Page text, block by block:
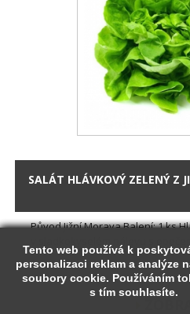
Tento web používá k
personalizaci reklam a analýze
soubory cookie. Používáním
s tím souhlasíte.
SALÁT HLÁVKOVÝ ZELENÝ Z
Původ Jižní Morava Balení: 1 ks
Tento web používá k
personalizaci reklam a analýze
soubory cookie. Používáním
s tím souhlasíte.